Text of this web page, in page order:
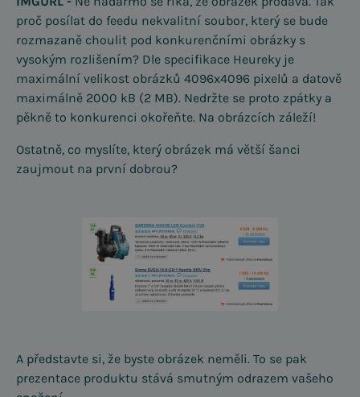
proč posílat do feedu nekvalitní soubor, který se bude
rozmazaně choulit pod konkurenčními obrázky s
vysokým rozlišením? Dle specifikace Heureky je
maximální velikost obrázků 4096x4096 pixelů a datově
maximálně 2000 kB (2 MB). Nedržte se proto zpátky a
pěkně to konkurenci okořeňte. Na obrázcích záleží!
Ostatně, co myslíte, který obrázek má větší šanci
zaujmout na první dobrou?
A představte si, že byste obrázek neměli. To se pak
prezentace produktu stává smutným odrazem vašeho